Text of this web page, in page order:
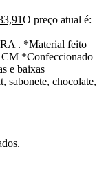
O preço atual é:
. *Material feito
*Confeccionado
e baixas
sabonete, chocolate,